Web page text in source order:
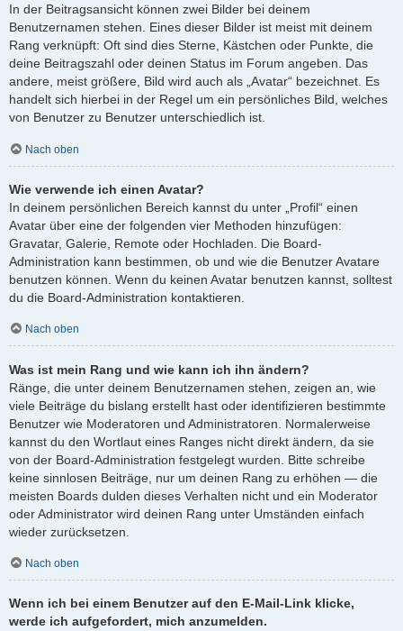
In der Beitragsansicht können zwei Bilder bei deinem
Benutzernamen stehen. Eines dieser Bilder ist meist mit deinem
Rang verknüpft: Oft sind dies Sterne, Kästchen oder Punkte, die
deine Beitragszahl oder deinen Status im Forum angeben. Das
andere, meist größere, Bild wird auch als „Avatar“ bezeichnet. Es
handelt sich hierbei in der Regel um ein persönliches Bild, welches
von Benutzer zu Benutzer unterschiedlich ist.
Nach oben
Wie verwende ich einen Avatar?
In deinem persönlichen Bereich kannst du unter „Profil“ einen
Avatar über eine der folgenden vier Methoden hinzufügen:
Gravatar, Galerie, Remote oder Hochladen. Die Board-
Administration kann bestimmen, ob und wie die Benutzer Avatare
benutzen können. Wenn du keinen Avatar benutzen kannst, solltest
du die Board-Administration kontaktieren.
Nach oben
Was ist mein Rang und wie kann ich ihn ändern?
Ränge, die unter deinem Benutzernamen stehen, zeigen an, wie
viele Beiträge du bislang erstellt hast oder identifizieren bestimmte
Benutzer wie Moderatoren und Administratoren. Normalerweise
kannst du den Wortlaut eines Ranges nicht direkt ändern, da sie
von der Board-Administration festgelegt wurden. Bitte schreibe
keine sinnlosen Beiträge, nur um deinen Rang zu erhöhen — die
meisten Boards dulden dieses Verhalten nicht und ein Moderator
oder Administrator wird deinen Rang unter Umständen einfach
wieder zurücksetzen.
Nach oben
Wenn ich bei einem Benutzer auf den E-Mail-Link klicke,
werde ich aufgefordert, mich anzumelden.